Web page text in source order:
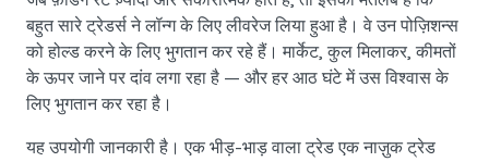
बहुत सारे ट्रेडर्स ने लॉन्ग के लिए लीवरेज लिया हुआ है। वे उन पोज़िशन्स
को होल्ड करने के लिए भुगतान कर रहे हैं। मार्केट, कुल मिलाकर, कीमतों
के ऊपर जाने पर दांव लगा रहा है — और हर आठ घंटे में उस विश्वास के
लिए भुगतान कर रहा है।
यह उपयोगी जानकारी है। एक भीड़-भाड़ वाला ट्रेड एक नाज़ुक ट्रेड